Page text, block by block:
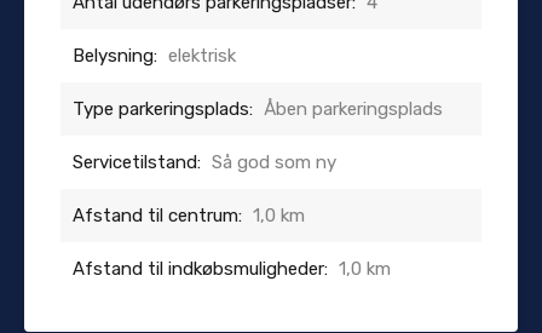
Belysning: elektrisk
Type parkeringsplads: Åben parkeringsplads
Servicetilstand: Så god som ny
Afstand til centrum: 1,0 km
Afstand til indkøbsmuligheder: 1,0 km